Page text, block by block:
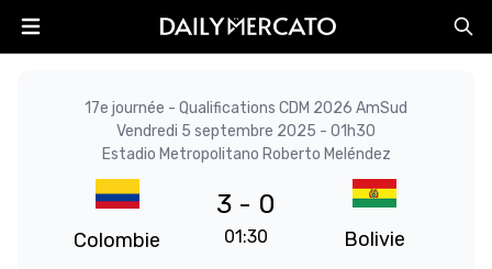
17e journée - Qualifications CDM 2026 AmSud
Vendredi 5 septembre 2025 - 01h30
Estadio Metropolitano Roberto Meléndez
Colombie
3 - 0
01:30 Bolivie